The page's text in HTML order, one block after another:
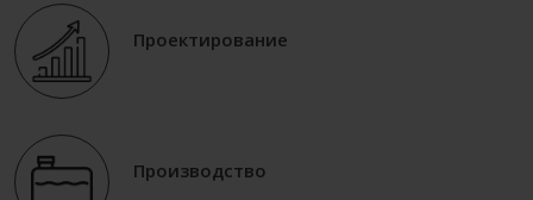
Проектирование
Производство